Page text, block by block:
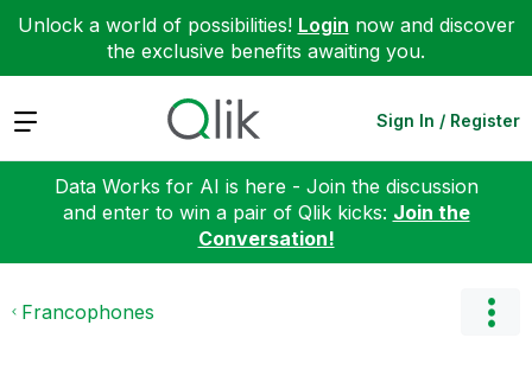
Unlock a world of possibilities! Login now and discover
the exclusive benefits awaiting you.
Expand Sign In / Register
Data Works for AI is here - Join the discussion
and enter to win a pair of Qlik kicks: Join the
Conversation!
Francophones